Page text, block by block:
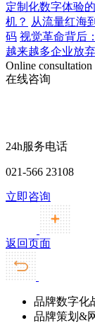
定制化数字体验
机？ 从流量红海
码 视觉革命背后
越来越多企业放
Online consultation
在线咨询
24h服务电话
021-566 23108
立即咨询
返回页面
品牌数字化
品牌策划&